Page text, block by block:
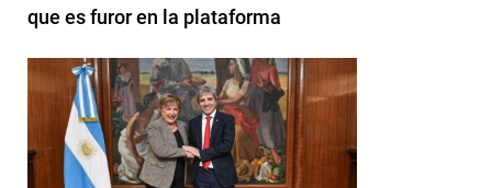
que es furor en la plataforma